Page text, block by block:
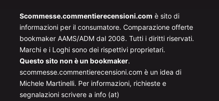
Scommesse.commentierecensioni.com è sito di
informazioni per il consumatore. Comparazione offerte
bookmaker AAMS/ADM dal 2008. Tutti i diritti riservati.
Marchi e i Loghi sono dei rispettivi proprietari.
Questo sito non è un bookmaker.
scommesse.commentierecensioni.com è un idea di
Michele Martinelli. Per informazioni, richieste e
segnalazioni scrivere a info (at)